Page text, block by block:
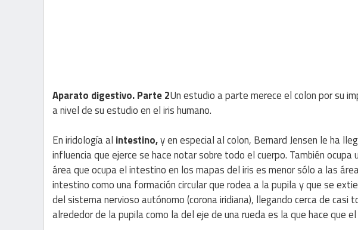
Aparato digestivo. Parte 2Un estudio a parte merece el colon por su
a nivel de su estudio en el iris humano.
En iridología al intestino,y en especial al colon, Bernard Jensen le ha
influencia que ejerce se hace notar sobre todo el cuerpo. También
área que ocupa el intestino en los mapas del iris es menor sólo a las
intestino como una formación circular que rodea a la pupila y que se
del sistema nervioso autónomo (corona iridiana), llegando cerca de casi
alrededor de la pupila como la del eje de una rueda es la que hace que